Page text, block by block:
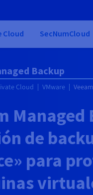
Cloud SecNumCloud
Backup
Cloud VMware
Managed
de
para